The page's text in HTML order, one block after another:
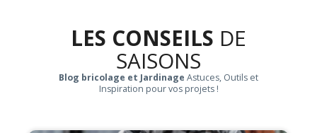
LES CONSEILS DE
SAISONS
Blog bricolage et Jardinage Astuces, Outils et
Inspiration pour vos projets !